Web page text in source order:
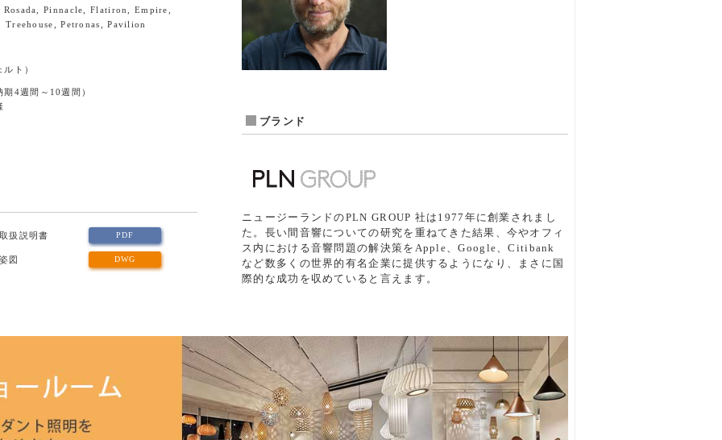
ブランド
ニュージーランドのPLN GROUP 社は1977年に創業されまし
た。長い間音響についての研究を重ねてきた結果、今やオフィ
ス内における音響問題の解決策をApple、Google、Citibank
など数多くの世界的有名企業に提供するようになり、まさに国
際的な成功を収めていると言えます。
Pinnacle, Flatiron, Empire,
Treehouse, Petronas, Pavilion
ト）
4週間～10週間）
取扱説明書 PDF
姿図 DWG